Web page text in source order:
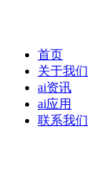
首页
关于我们
ai资讯
ai应用
联系我们